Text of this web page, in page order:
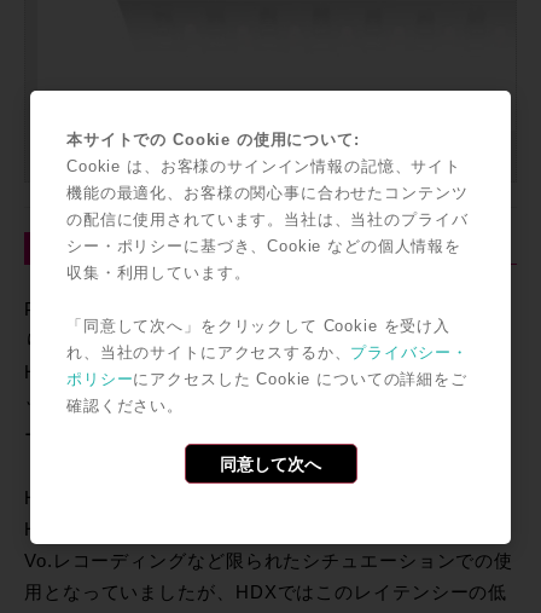
◎HDX導入 そのメリットとは!?
ProTools HDシステムにてHD NativeとHDXと種類があ
ります。
HD NativeとHDXの違いとはなんでしょうか!? そのスペ
ック差は図表で確認いただくとして、やはりレイテンシ
ー処理の差異はレコーディング時における重要なポイン
トです。現状でスループットレイテンシー0.7msという
HDXシステムの数値を上回るシステムは存在しません。
HD Nativeでは超低レイテンシーモードが2chと、実質
Vo.レコーディングなど限られたシチュエーションでの使
用となっていましたが、HDXではこのレイテンシーの低
本サイトでの Cookie の使用について:
Cookie は、お客様のサインイン情報の記憶、サイト
機能の最適化、お客様の関心事に合わせたコンテンツ
の配信に使用されています。当社は、当社のプライバ
シー・ポリシーに基づき、Cookie などの個人情報を
収集・利用しています。
「同意して次へ」をクリックして Cookie を受け入
れ、当社のサイトにアクセスするか、 プライバシー・
ポリシーにアクセスした Cookie についての詳細をご
確認ください。
同意して次へ